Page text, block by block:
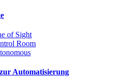
of Sight
Room
Automatisierung